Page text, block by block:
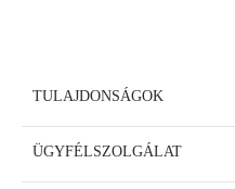
TULAJDONSÁGOK
ÜGYFÉLSZOLGÁLAT